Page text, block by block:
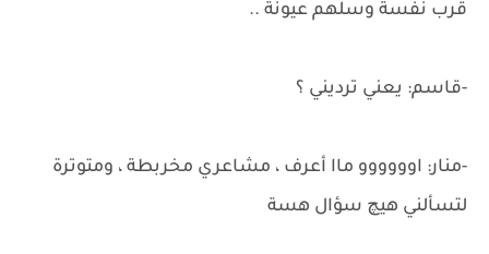
قرب نفسة وسلهم عيونة ..
-قاسم: يعني ترديني ؟
-منار: اوووووو ماا أعرف ، مشاعري مخربطة ، ومتوترة
لتسألني هيچ سؤال هسة